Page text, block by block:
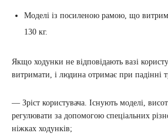
Моделі із посиленою рамою, що
130 кг.
Якщо ходунки не відповідають вазі
витримати, і людина отримає при падінні
— Зріст користувача. Існують моделі,
регулювати за допомогою спеціальних
ніжках ходунків;